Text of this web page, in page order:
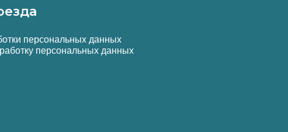
персональных данных
персональных данных